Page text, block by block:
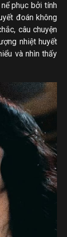
phục bởi tính
đoán không
câu chuyện
nhiệt huyết
và nhìn thấy